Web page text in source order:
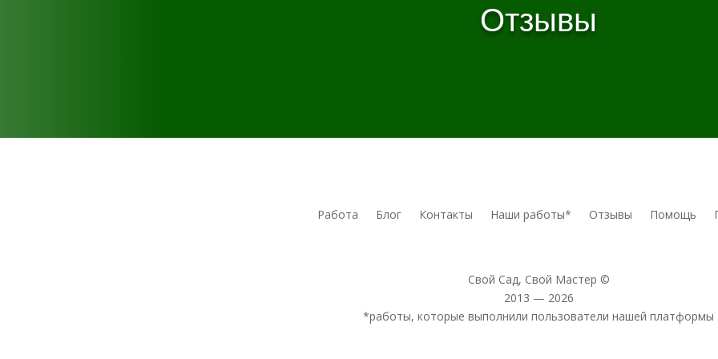
Отзывы
Работа Блог Контакты Наши работы* Отзывы Помощь
Свой Сад, Свой Мастер ©
2013 — 2026
*работы, которые выполнили пользователи нашей платформы